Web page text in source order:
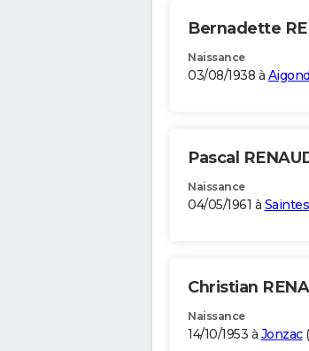
Bernadette
Naissance
03/08/1938 à
Pascal
Naissance
04/05/1961 à Saintes
Christian
Naissance
14/10/1953 à Jonzac(